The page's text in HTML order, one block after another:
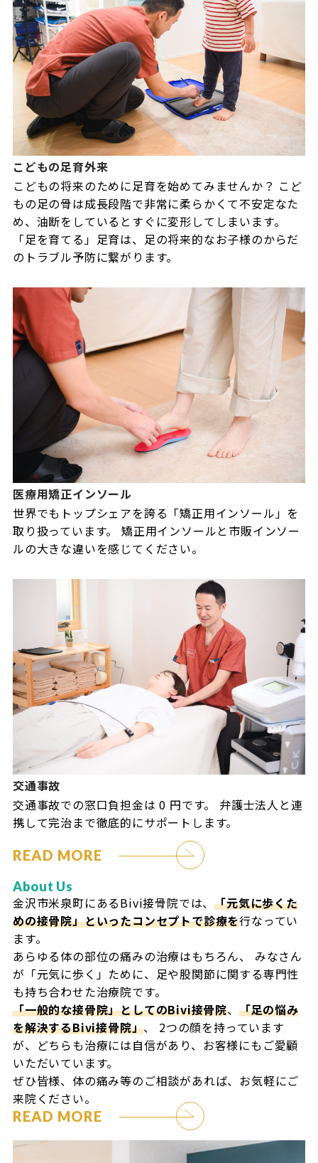
こどもの足育外来
こどもの将来のために足育を始めてみませんか？ こど
もの足の骨は成長段階で非常に柔らかくて不安定なた
め、油断をしているとすぐに変形してしまいます。
「足を育てる」足育は、足の将来的なお子様のからだ
のトラブル予防に繋がります。
医療用矯正インソール
世界でもトップシェアを誇る「矯正用インソール」を
取り扱っています。 矯正用インソールと市販インソー
ルの大きな違いを感じてください。
交通事故
交通事故での窓口負担金は 0 円です。 弁護士法人と連
携して完治まで徹底的にサポートします。
READ MORE
About Us
金沢市米泉町にあるBivi接骨院では、「元気に歩くた
めの接骨院」といったコンセプトで診療を行なってい
ます。
あらゆる体の部位の痛みの治療はもちろん、
みなさん
が「元気に歩く」ために、足や股関節に関する専門性
も持ち合わせた治療院です。
「一般的な接骨院」としてのBivi接骨院、 「足の悩み
を解決するBivi接骨院」、
2つの顔を持っています
が、どちらも治療には自信があり、お客様にもご愛顧
いただいています。
ぜひ皆様、体の痛み等のご相談があれば、お気軽にご
来院ください。
READ MORE